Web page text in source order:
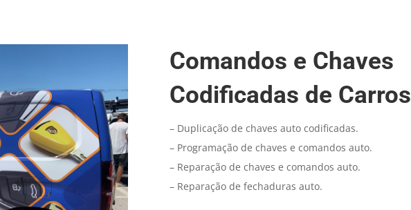
Comandos e Chaves
Codificadas de Carros
– Duplicação de chaves auto codificadas.
– Programação de chaves e comandos auto.
– Reparação de chaves e comandos auto.
– Reparação de fechaduras auto.